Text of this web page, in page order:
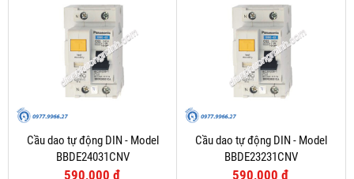
Cầu dao tự động DIN - Model
BBDE24031CNV
590,000 đ
Cầu dao tự động DIN - Model
BBDE23231CNV
590,000 đ